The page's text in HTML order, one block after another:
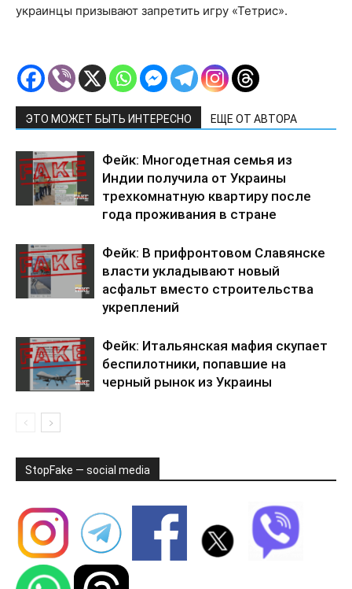
украинцы призывают запретить игру «Тетрис».
ЭТО МОЖЕТ БЫТЬ ИНТЕРЕСНО ЕЩЕ ОТ АВТОРА
Фейк: Многодетная семья из
Индии получила от Украины
трехкомнатную квартиру после
года проживания в стране
Фейк: В прифронтовом Славянске
власти укладывают новый
асфальт вместо строительства
укреплений
Фейк: Итальянская мафия скупает
беспилотники, попавшие на
черный рынок из Украины
StopFake — social media